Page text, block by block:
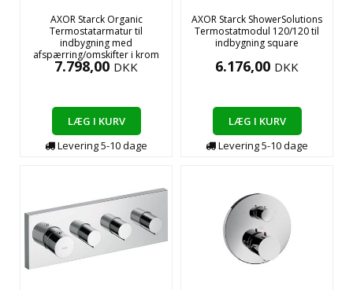
AXOR Starck Organic
Termostatarmatur til
indbygning med
afspærring/omskifter i krom
7.798,00 DKK
LÆG I KURV
Levering5-10dage
AXOR Starck ShowerSolutions
Termostatmodul 120/120 til
indbygning square
6.176,00 DKK
LÆG I KURV
Levering5-10dage